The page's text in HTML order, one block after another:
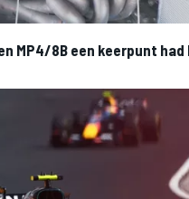
MP4/8B een keerpunt